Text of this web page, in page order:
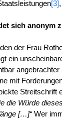
[3]
sich anonym
der Frau
ein
angebrachter
mit
Streitschrift
die Würde
[…]“Wer